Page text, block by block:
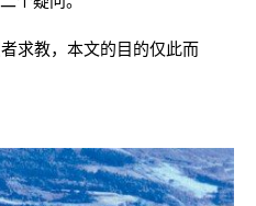
求教，本文的目的仅此而